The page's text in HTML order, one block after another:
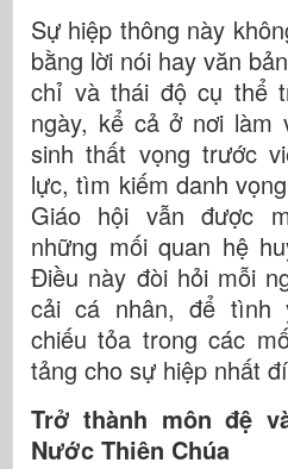
Sự hiệp thông này
bằng lời nói hay văn
chỉ và thái độ cụ thể
ngày, kể cả ở nơi làm
sinh thất vọng trước
lực, tìm kiếm danh
Giáo hội vẫn được
những mối quan hệ
Điều này đòi hỏi mỗi
cải cá nhân, để tình
chiếu tỏa trong các
tảng cho sự hiệp nhất
Trở thành môn đệ
Nước Thiên Chúa